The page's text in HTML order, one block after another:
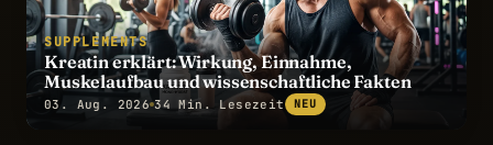
SUPPLEMENTS
Kreatin erklärt: Wirkung, Einnahme,
Muskelaufbau und wissenschaftliche Fakten
03. Aug. 2026 34 Min. Lesezeit NEU